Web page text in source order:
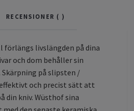
RECENSIONER ( )
förlängs livslängden på dina
och dom behåller sin
Skärpning på slipsten /
och precist sätt att
din kniv. Wüsthof sina